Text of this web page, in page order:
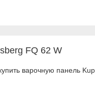
FQ 62 W
варочную панель